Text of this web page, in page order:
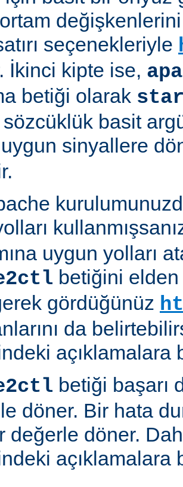
seçenekleriyle
İkinci kipte ise,
betiği olarak
basit
uygun sinyallere
uygun yolları
betiğini
gördüğünüz
da
açıklamalara
betiği başarı
döner. Bir hata
değerle döner.
açıklamalara